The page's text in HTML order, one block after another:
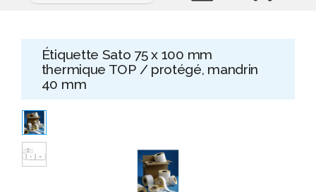
Étiquette Sato 75 x 100 mm
thermique TOP / protégé, mandrin
40 mm